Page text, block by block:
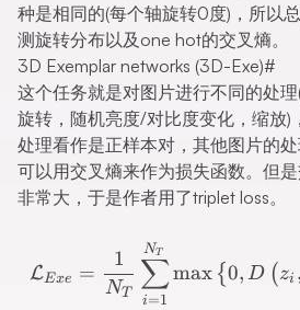
种是相同的(每个轴旋转0度)，所以
测旋转分布以及one hot的交叉熵。
3D Exemplar networks (3D-Exe)#
这个任务就是对图片进行不同的处
旋转，随机亮度/对比度变化，缩放)
处理看作是正样本对，其他图片的
可以用交叉熵来作为损失函数。但
非常大，于是作者用了triplet loss。
LExe =
NT
1
i=1
∑
NT
max {0, D ( zi ,